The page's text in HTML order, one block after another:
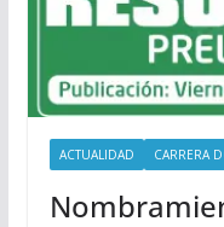
ACTUALIDAD CARRERA